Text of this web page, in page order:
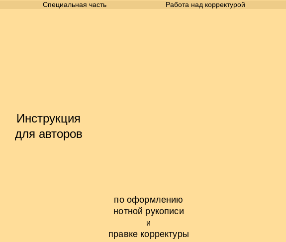
Специальная часть Работа над корректурой
Инструкция
для авторов
по оформлению
нотной рукописи
и
правке корректуры